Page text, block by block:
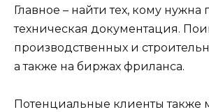
Главное – найти тех, кому нужна
техническая документация.
производственных и
а также на биржах фриланса.
Потенциальные клиенты также